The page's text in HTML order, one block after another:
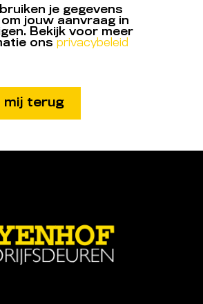
je gegevens
om jouw aanvraag in
Bekijk voor meer
ons privacybeleid